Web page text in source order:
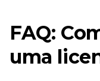
FAQ:
uma